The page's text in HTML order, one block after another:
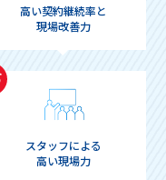
高い契約継続率と
現場改善力
スタッフによる
高い現場力